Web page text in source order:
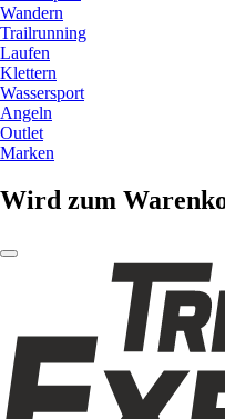
Wandern
Trailrunning
Laufen
Klettern
Wassersport
Angeln
Outlet
Marken
Wird zum